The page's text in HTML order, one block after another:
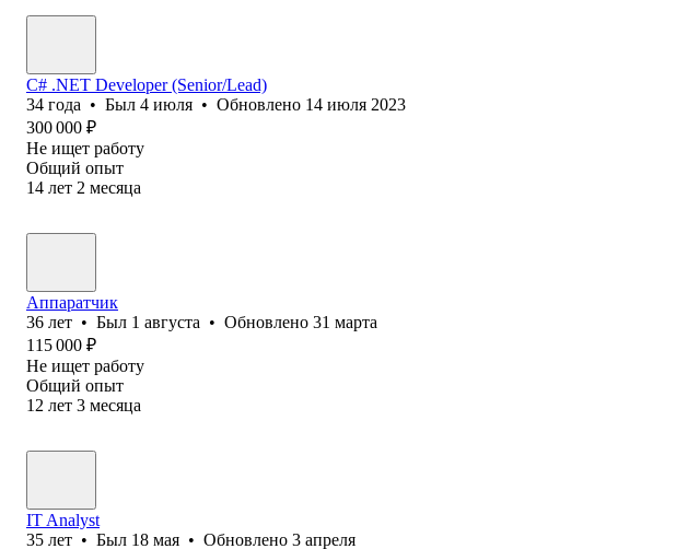
C# .NET Developer (Senior/Lead)
34 года • Был 4 июля • Обновлено 14 июля 2023
300 000 ₽
Не ищет работу
Общий опыт
14 лет 2 месяца
Аппаратчик
36 лет • Был 1 августа • Обновлено 31 марта
115 000 ₽
Не ищет работу
Общий опыт
12 лет 3 месяца
IT Analyst
35 лет • Был 18 мая • Обновлено 3 апреля